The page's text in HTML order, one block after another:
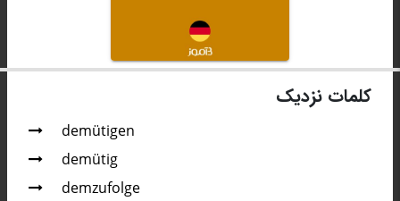
کلمات نزدیک
demütigen
demütig
demzufolge